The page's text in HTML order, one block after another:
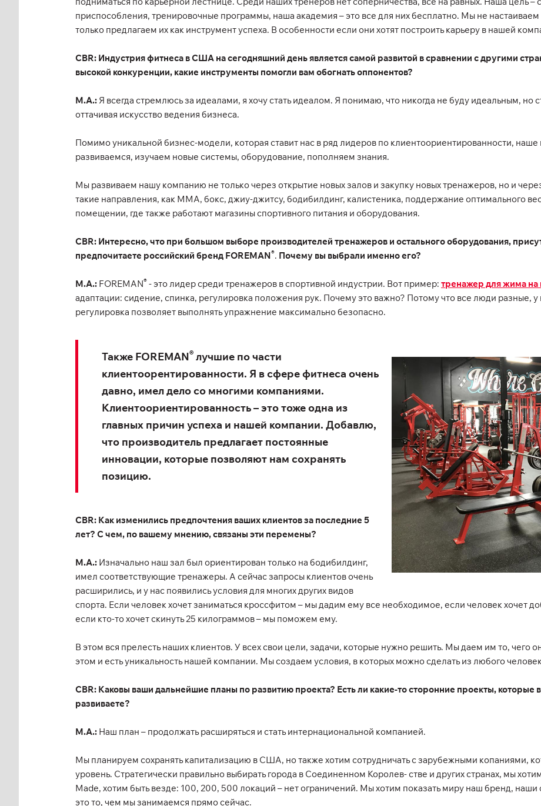
приспособления, тренировочные программы, наша академия – это все для них бесплатно. Мы не настаиваем
только предлагаем их как инструмент успеха. В особенности если они хотят построить карьеру в нашей
CBR: Индустрия фитнеса в США на сегодняшний день является самой развитой в сравнении с другими
высокой конкуренции, какие инструменты помогли вам обогнать оппонентов?
М.А.: Я всегда стремлюсь за идеалами, я хочу стать идеалом. Я понимаю, что никогда не буду идеальным, но
оттачивая искусство ведения бизнеса.
Помимо уникальной бизнес-модели, которая ставит нас в ряд лидеров по клиентоориентированности,
развиваемся, изучаем новые системы, оборудование, пополняем знания.
Мы развиваем нашу компанию не только через открытие новых залов и закупку новых тренажеров, но и
такие направления, как ММА, бокс, джиу-джитсу, бодибилдинг, калистеника, поддержание оптимального
помещении, где также работают магазины спортивного питания и оборудования.
CBR: Интересно, что при большом выборе производителей тренажеров и остального оборудования,
предпочитаете российский бренд FOREMAN®. Почему вы выбрали именно его?
М.А.: FOREMAN® - это лидер среди тренажеров в спортивной индустрии. Вот пример: тренажер для жима на
адаптации: сидение, спинка, регулировка положения рук. Почему это важно? Потому что все люди разные,
регулировка позволяет выполнять упражнение максимально безопасно.
Также FOREMAN® лучшие по части
клиентоорентированности. Я в сфере фитнеса очень
давно, имел дело со многими компаниями.
Клиентоориентированность – это тоже одна из
главных причин успеха и нашей компании. Добавлю,
что производитель предлагает постоянные
инновации, которые позволяют нам сохранять
позицию.
CBR: Как изменились предпочтения ваших клиентов за последние 5
лет? С чем, по вашему мнению, связаны эти перемены?
М.А.: Изначально наш зал был ориентирован только на бодибилдинг,
имел соответствующие тренажеры. А сейчас запросы клиентов очень
расширились, и у нас появились условия для многих других видов
спорта. Если человек хочет заниматься кроссфитом – мы дадим ему все необходимое, если человек хочет
если кто-то хочет скинуть 25 килограммов – мы поможем ему.
В этом вся прелесть наших клиентов. У всех свои цели, задачи, которые нужно решить. Мы даем им то, чего
этом и есть уникальность нашей компании. Мы создаем условия, в которых можно сделать из любого
CBR: Каковы ваши дальнейшие планы по развитию проекта? Есть ли какие-то сторонние проекты, которые
развиваете?
М.А.: Наш план – продолжать расширяться и стать интернациональной компанией.
Мы планируем сохранять капитализацию в США, но также хотим сотрудничать с зарубежными копаниями,
уровень. Стратегически правильно выбирать города в Соединенном Королев- стве и других странах, мы
Made, хотим быть везде: 100, 200, 500 локаций – нет ограничений. Мы хотим показать миру наш бренд,
это то, чем мы занимаемся прямо сейчас.